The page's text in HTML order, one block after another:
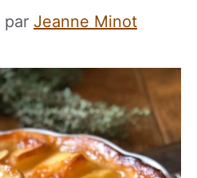
par Jeanne Minot